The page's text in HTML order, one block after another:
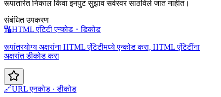
रूपांतरित निकाल किंवा इनपुट सुझाव सर्वरवर साठविले जात नाहीत।
संबंधित उपकरण
🔣HTML एंटिटी एन्कोड・डिकोड
रूपांतरयोग्य अक्षरांना HTML एंटिटीमध्ये एन्कोड करा, HTML एंटिटींना
अक्षरांत डीकोड करा
🔗URL एनकोड · डीकोड